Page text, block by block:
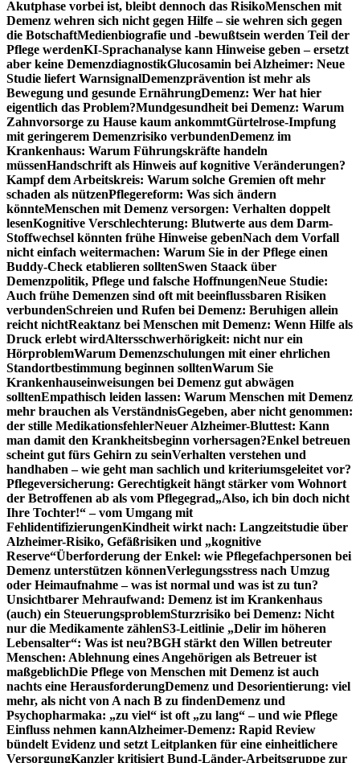
Akutphase vorbei ist, bleibt dennoch das RisikoMenschen mit
Demenz wehren sich nicht gegen Hilfe – sie wehren sich gegen
die BotschaftMedienbiografie und -bewußtsein werden Teil der
Pflege werdenKI-Sprachanalyse kann Hinweise geben – ersetzt
aber keine DemenzdiagnostikGlucosamin bei Alzheimer: Neue
Studie liefert WarnsignalDemenzprävention ist mehr als
Bewegung und gesunde ErnährungDemenz: Wer hat hier
eigentlich das Problem?Mundgesundheit bei Demenz: Warum
Zahnvorsorge zu Hause kaum ankommtGürtelrose-Impfung
mit geringerem Demenzrisiko verbundenDemenz im
Krankenhaus: Warum Führungskräfte handeln
müssenHandschrift als Hinweis auf kognitive Veränderungen?
Kampf dem Arbeitskreis: Warum solche Gremien oft mehr
schaden als nützenPflegereform: Was sich ändern
könnteMenschen mit Demenz versorgen: Verhalten doppelt
lesenKognitive Verschlechterung: Blutwerte aus dem Darm-
Stoffwechsel könnten frühe Hinweise gebenNach dem Vorfall
nicht einfach weitermachen: Warum Sie in der Pflege einen
Buddy-Check etablieren solltenSwen Staack über
Demenzpolitik, Pflege und falsche HoffnungenNeue Studie:
Auch frühe Demenzen sind oft mit beeinflussbaren Risiken
verbundenSchreien und Rufen bei Demenz: Beruhigen allein
reicht nichtReaktanz bei Menschen mit Demenz: Wenn Hilfe als
Druck erlebt wirdAltersschwerhörigkeit: nicht nur ein
HörproblemWarum Demenzschulungen mit einer ehrlichen
Standortbestimmung beginnen solltenWarum Sie
Krankenhauseinweisungen bei Demenz gut abwägen
solltenEmpathisch leiden lassen: Warum Menschen mit Demenz
mehr brauchen als VerständnisGegeben, aber nicht genommen:
der stille MedikationsfehlerNeuer Alzheimer-Bluttest: Kann
man damit den Krankheitsbeginn vorhersagen?Enkel betreuen
scheint gut fürs Gehirn zu seinVerhalten verstehen und
handhaben – wie geht man sachlich und kriteriumsgeleitet vor?
Pflegeversicherung: Gerechtigkeit hängt stärker vom Wohnort
der Betroffenen ab als vom Pflegegrad„Also, ich bin doch nicht
Ihre Tochter!“ – vom Umgang mit
FehlidentifizierungenKindheit wirkt nach: Langzeitstudie über
Alzheimer-Risiko, Gefäßrisiken und „kognitive
Reserve“Überforderung der Enkel: wie Pflegefachpersonen bei
Demenz unterstützen könnenVerlegungsstress nach Umzug
oder Heimaufnahme – was ist normal und was ist zu tun?
Unsichtbarer Mehraufwand: Demenz ist im Krankenhaus
(auch) ein SteuerungsproblemSturzrisiko bei Demenz: Nicht
nur die Medikamente zählenS3-Leitlinie „Delir im höheren
Lebensalter“: Was ist neu?BGH stärkt den Willen betreuter
Menschen: Ablehnung eines Angehörigen als Betreuer ist
maßgeblichDie Pflege von Menschen mit Demenz ist auch
nachts eine HerausforderungDemenz und Desorientierung: viel
mehr, als nicht von A nach B zu findenDemenz und
Psychopharmaka: „zu viel“ ist oft „zu lang“ – und wie Pflege
Einfluss nehmen kannAlzheimer-Demenz: Rapid Review
bündelt Evidenz und setzt Leitplanken für eine einheitlichere
VersorgungKanzler kritisiert Bund-Länder-Arbeitsgruppe zur